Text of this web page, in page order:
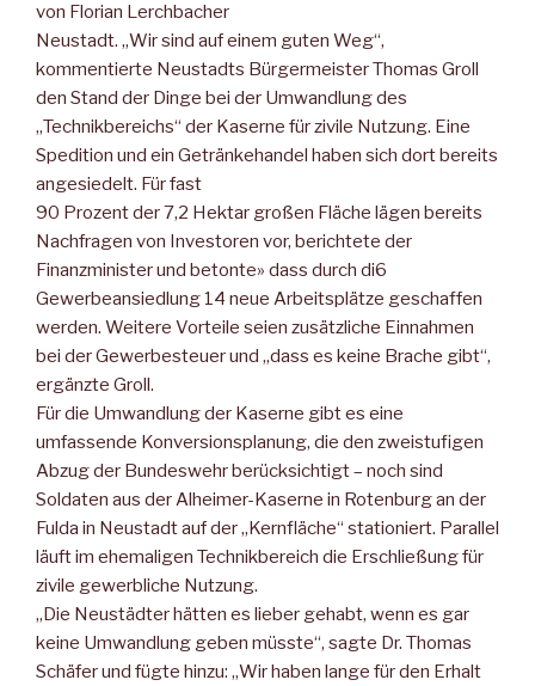
von Florian Lerchbacher
Neustadt. „Wir sind auf einem guten Weg“,
kommentierte Neustadts Bürgermeister Thomas Groll
den Stand der Dinge bei der Umwandlung des
„Technikbereichs“ der Kaserne für zivile Nutzung. Eine
Spedition und ein Getränkehandel haben sich dort bereits
angesiedelt. Für fast
90 Prozent der 7,2 Hektar großen Fläche lägen bereits
Nachfragen von Investoren vor, berichtete der
Finanzminister und betonte» dass durch di6
Gewerbeansiedlung 14 neue Arbeitsplätze geschaffen
werden. Weitere Vorteile seien zusätzliche Einnahmen
bei der Gewerbesteuer und „dass es keine Brache gibt“,
ergänzte Groll.
Für die Umwandlung der Kaserne gibt es eine
umfassende Konversionsplanung, die den zweistufigen
Abzug der Bundeswehr berücksichtigt – noch sind
Soldaten aus der Alheimer-Kaserne in Rotenburg an der
Fulda in Neustadt auf der „Kernfläche“ stationiert. Parallel
läuft im ehemaligen Technikbereich die Erschließung für
zivile gewerbliche Nutzung.
„Die Neustädter hätten es lieber gehabt, wenn es gar
keine Umwandlung geben müsste“, sagte Dr. Thomas
Schäfer und fügte hinzu: „Wir haben lange für den Erhalt